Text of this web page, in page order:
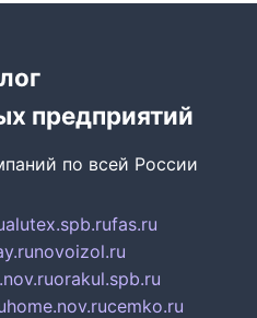
предприятий
по всей России
alutex.spb.rufas.ru
novoizol.ru
orakul.spb.ru
home.nov.rucemko.ru